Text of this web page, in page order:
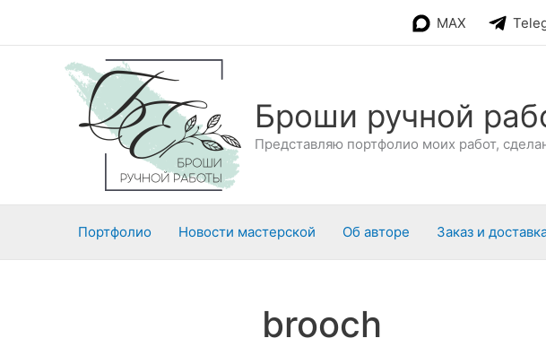
MAX
Броши ручной
Представляю портфолио моих работ,
Портфолио Новости мастерской Об авторе Заказ и
brooch